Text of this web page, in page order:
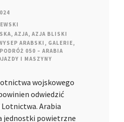
, AZJA, AZJA BLISKI
ARABSKI , GALERIE,
PODRÓŻ 050 – ARABIA
I MASZYNY
wojskowego
odwiedzić
Arabia
jednostki powietrzne